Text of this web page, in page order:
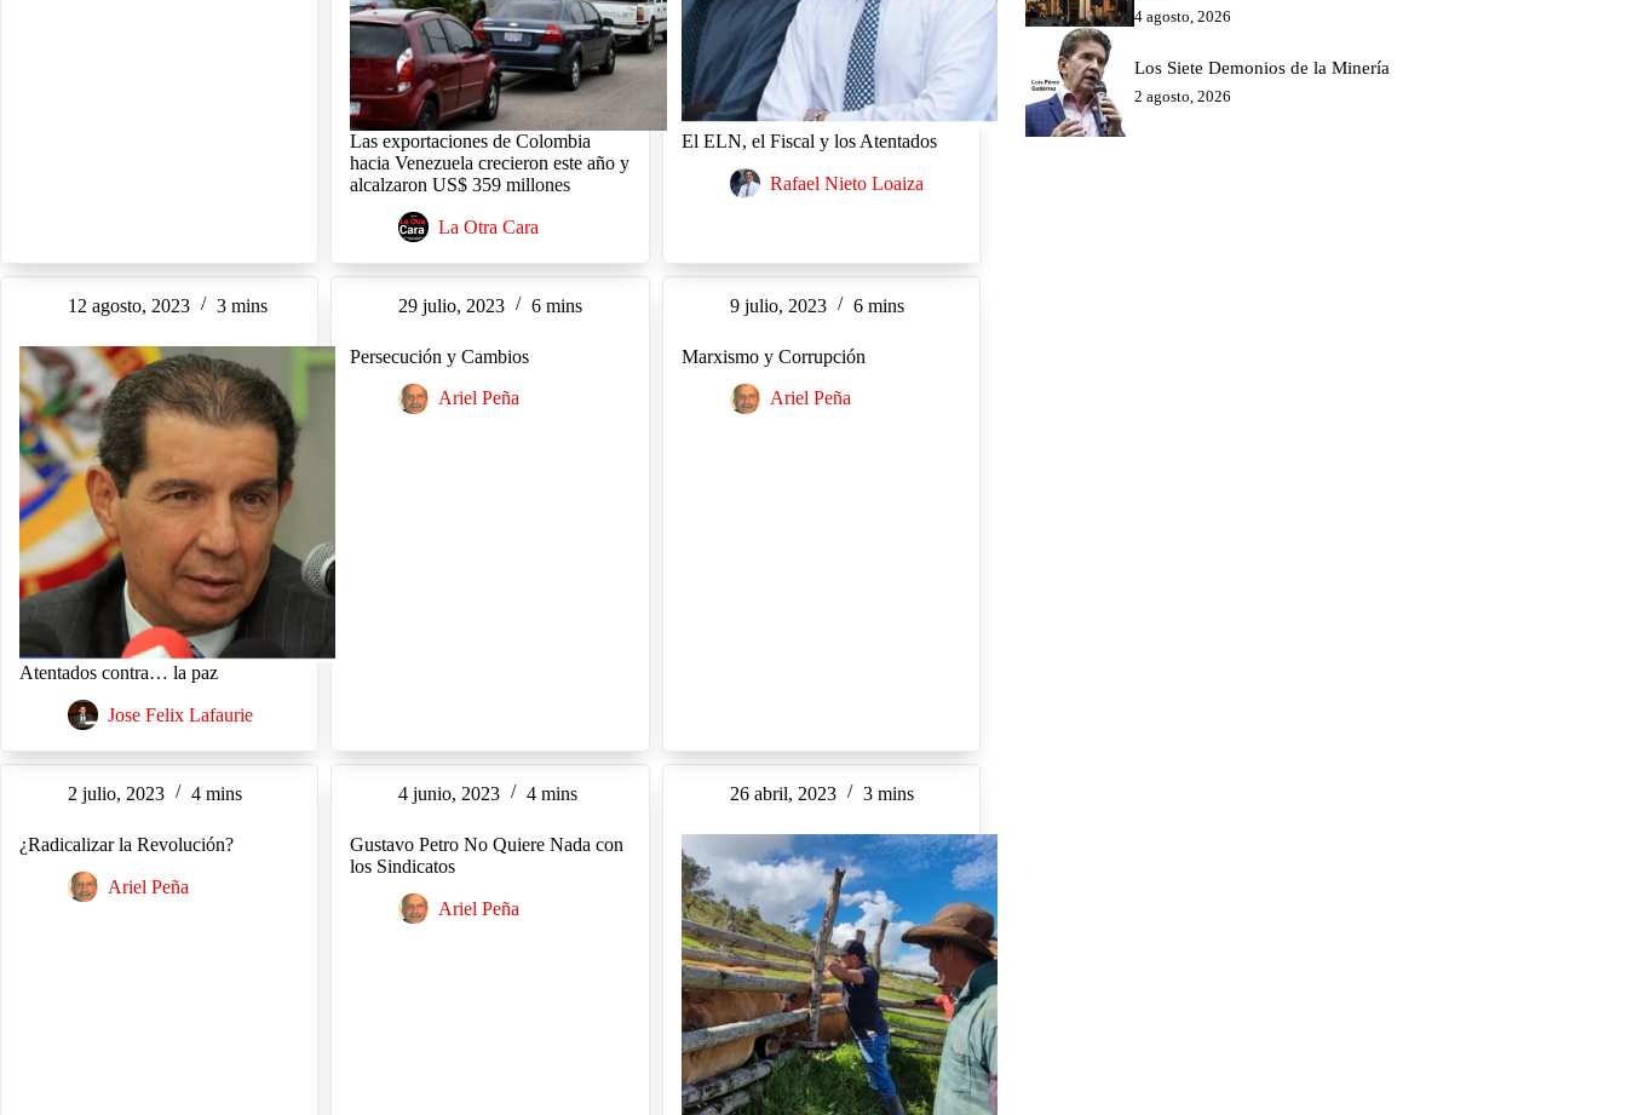
Las exportaciones de Colombia
hacia Venezuela crecieron este año y
alcalzaron US$ 359 millones
La Otra Cara
El ELN, el Fiscal y los Atentados
Rafael Nieto Loaiza
12 agosto, 2023 3 mins
Atentados contra… la paz
Jose Felix Lafaurie
29 julio, 2023 6 mins
Persecución y Cambios
Ariel Peña
9 julio, 2023 6 mins
Marxismo y Corrupción
Ariel Peña
2 julio, 2023 4 mins
¿Radicalizar la Revolución?
Ariel Peña
4 junio, 2023 4 mins
Gustavo Petro No Quiere Nada con
los Sindicatos
Ariel Peña
26 abril, 2023 3 mins
4 agosto, 2026
Los Siete Demonios de la Minería
2 agosto, 2026